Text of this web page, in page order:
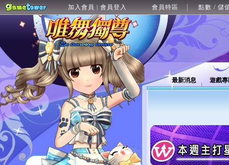
加入會員 | 會員登入 會員特區 點數 / 儲
最新消息 遊戲